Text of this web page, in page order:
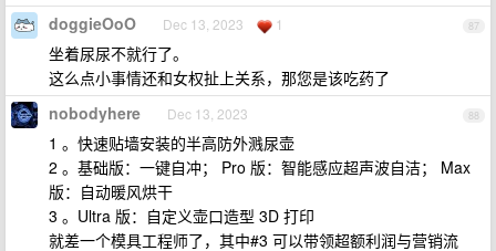
87
doggieOoO Dec 13, 2023 1
坐着尿尿不就行了。
这么点小事情还和女权扯上关系，那您是该吃药了
88
nobodyhere Dec 13, 2023
1 。快速贴墙安装的半高防外溅尿壶
2 。基础版：一键自冲； Pro 版：智能感应超声波自洁； Max
版：自动暖风烘干
3 。Ultra 版：自定义壶口造型 3D 打印
就差一个模具工程师了，其中#3 可以带领超额利润与营销流